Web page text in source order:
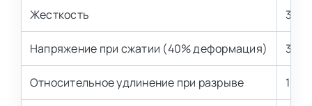
Жесткость 3.5
Напряжение при сжатии (40% деформация)
Относительное удлинение при разрыве 100